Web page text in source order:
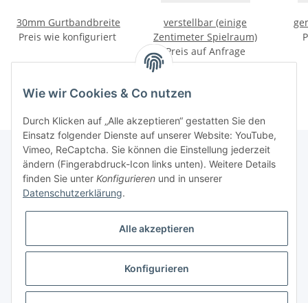
30mm Gurtbandbreite
Preis wie konfiguriert
verstellbar (einige
Zentimeter Spielraum)
Preis auf Anfrage
Informationen
Galerie
* Keine Ausweisung der Mehrwertsteuer gemäß Klein-Unternehmer-Regelung.,
Wie wir Cookies & Co nutzen
Durch Klicken auf „Alle akzeptieren“ gestatten Sie den
Einsatz folgender Dienste auf unserer Website: YouTube,
Vimeo, ReCaptcha. Sie können die Einstellung jederzeit
ändern (Fingerabdruck-Icon links unten). Weitere Details
finden Sie unter Konfigurieren und in unserer
Datenschutzerklärung.
Alle akzeptieren
Konfigurieren